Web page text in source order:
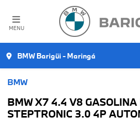
MENU
BMW Barigüi - Maringá
BMW
BMW X7 4.4 V8
STEPTRONIC 3.0 4P